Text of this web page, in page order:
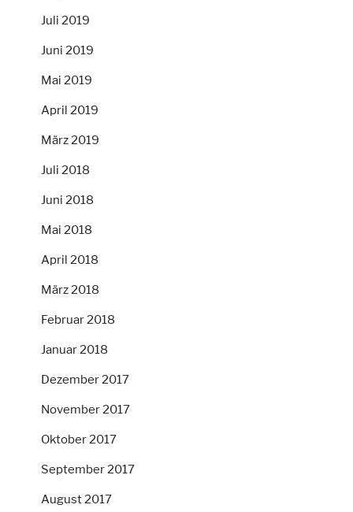
Juli 2019
Juni 2019
Mai 2019
April 2019
März 2019
Juli 2018
Juni 2018
Mai 2018
April 2018
März 2018
Februar 2018
Januar 2018
Dezember 2017
November 2017
Oktober 2017
September 2017
August 2017